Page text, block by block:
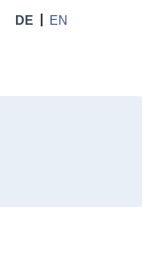
DE EN